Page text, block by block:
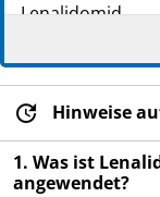
Lenalidomid
Lesen Sie die
Arzneimittels
Informationen.
Heben Sie
möchten
Hinweise
1. Was ist
angewendet?